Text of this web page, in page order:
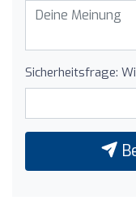
Sicherheitsfrage: